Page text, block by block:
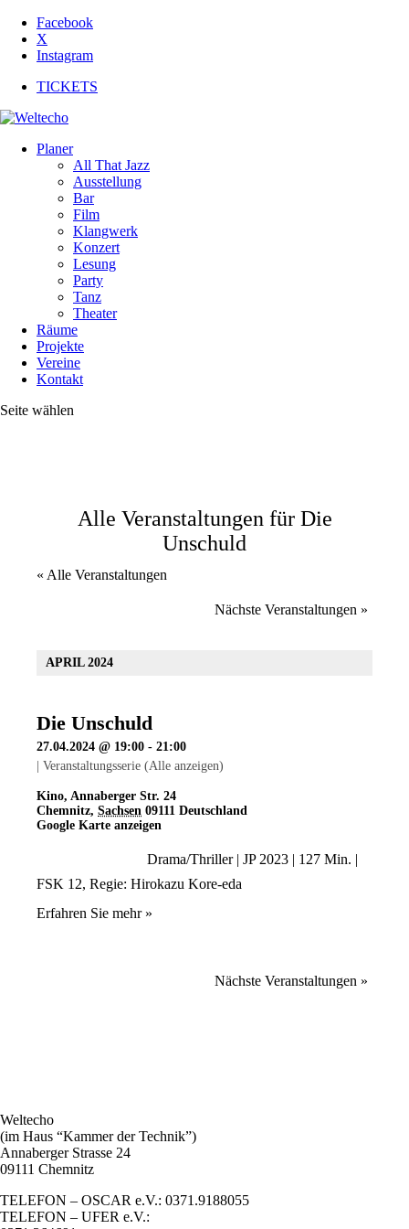
Facebook
X
Instagram
TICKETS
Planer
All That Jazz
Ausstellung
Bar
Film
Klangwerk
Konzert
Lesung
Party
Tanz
Theater
Räume
Projekte
Vereine
Kontakt
Seite wählen
Alle Veranstaltungen für Die
Unschuld
« Alle Veranstaltungen
Nächste Veranstaltungen »
APRIL 2024
Die Unschuld
27.04.2024 @ 19:00 - 21:00
Veranstaltungsserie (Alle anzeigen)
Kino, Annaberger Str. 24
Chemnitz, Sachsen 09111 Deutschland
Google Karte anzeigen
Drama/Thriller | JP 2023 | 127 Min. |
FSK 12, Regie: Hirokazu Kore-eda
Erfahren Sie mehr »
Nächste Veranstaltungen »
Weltecho
(im Haus “Kammer der Technik”)
Annaberger Strasse 24
09111 Chemnitz
TELEFON – OSCAR e.V.: 0371.9188055
TELEFON – UFER e.V.: